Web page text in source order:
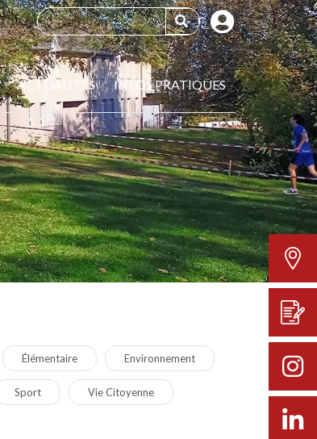
ACTUALITÉS INFOS PRATIQUES
Élémentaire Environnement
Sport Vie Citoyenne